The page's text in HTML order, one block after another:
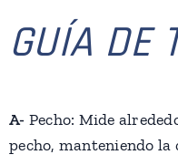
GUÍA DE
A- Pecho: Mide
pecho, manteniendo